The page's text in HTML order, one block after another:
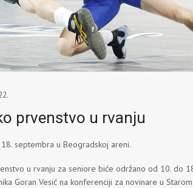
prvenstvo u rvanju
septembra u Beogradskoj areni.
u rvanju za seniore biće održano od 10. do
Goran Vesić na konferenciji za novinare u